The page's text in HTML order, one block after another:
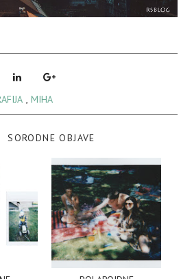
, MIHA
SORODNE OBJAVE